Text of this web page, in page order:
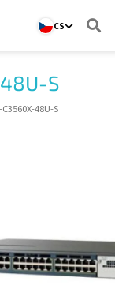
CS
S
C3560X-48U-S